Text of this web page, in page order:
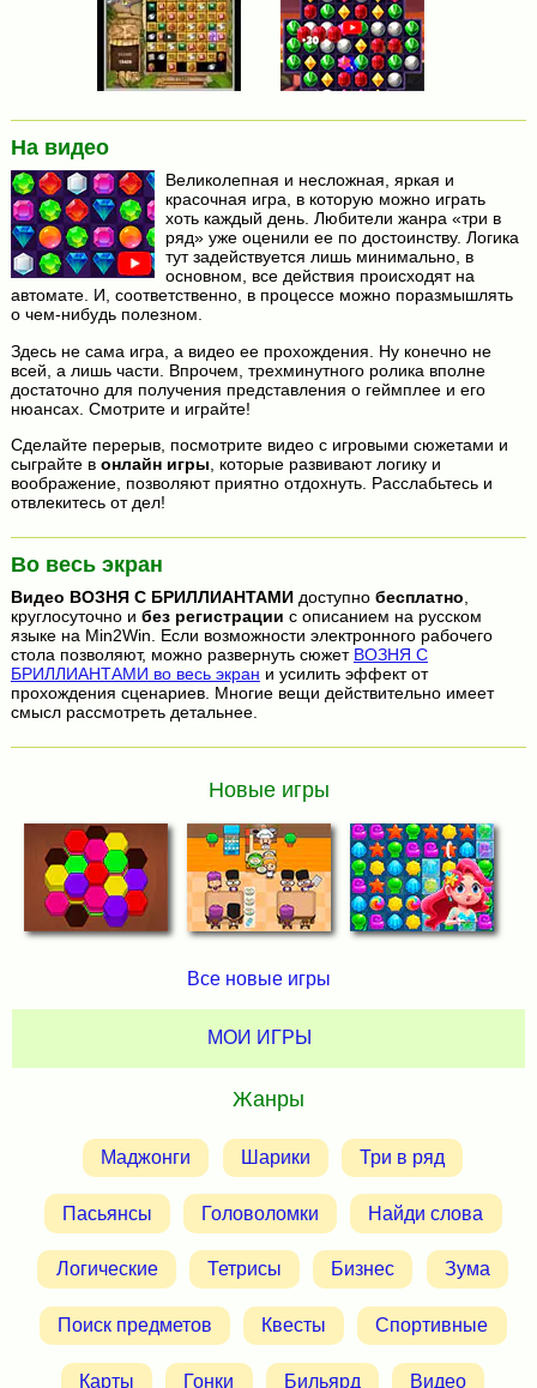
На видео
Великолепная и несложная, яркая и
красочная игра, в которую можно играть
хоть каждый день. Любители жанра «три в
ряд» уже оценили ее по достоинству. Логика
тут задействуется лишь минимально, в
основном, все действия происходят на
автомате. И, соответственно, в процессе можно поразмышлять
о чем-нибудь полезном.
Здесь не сама игра, а видео ее прохождения. Ну конечно не
всей, а лишь части. Впрочем, трехминутного ролика вполне
достаточно для получения представления о геймплее и его
нюансах. Смотрите и играйте!
Сделайте перерыв, посмотрите видео с игровыми сюжетами и
сыграйте в онлайн игры , которые развивают логику и
воображение, позволяют приятно отдохнуть. Расслабьтесь и
отвлекитесь от дел!
Во весь экран
Видео ВОЗНЯ С БРИЛЛИАНТАМИдоступно бесплатно
круглосуточно и без регистрации с описанием на русском
языке на Min2Win. Если возможности электронного рабочего
стола позволяют, можно развернуть сюжет ВОЗНЯ С
БРИЛЛИАНТАМИ во весь экран и усилить эффект от
прохождения сценариев. Многие вещи действительно имеет
смысл рассмотреть детальнее.
Новые игры
Все новые игры
МОИ ИГРЫ
Жанры
Маджонги Шарики Три в ряд
Пасьянсы Головоломки Найди слова
Логические Тетрисы Бизнес Зума
Поиск предметов Квесты Спортивные
Карты Гонки Бильярд Видео